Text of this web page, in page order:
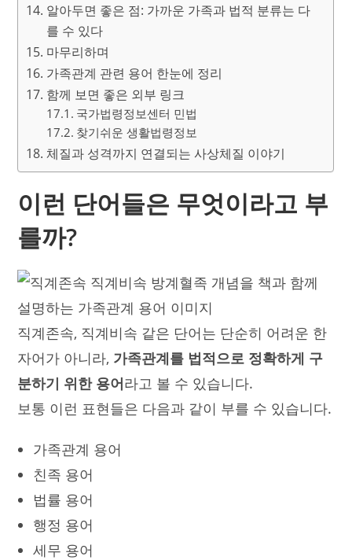
알아두면 좋은 점: 가까운 가족과 법적 분류는 다
를 수 있다
마무리하며
가족관계 관련 용어 한눈에 정리
함께 보면 좋은 외부 링크
국가법령정보센터 민법
찾기쉬운 생활법령정보
체질과 성격까지 연결되는 사상체질 이야기
이런 단어들은 무엇이라고 부
를까?
직계존속, 직계비속 같은 단어는 단순히 어려운 한
자어가 아니라, 가족관계를 법적으로 정확하게 구
분하기 위한 용어라고 볼 수 있습니다.
보통 이런 표현들은 다음과 같이 부를 수 있습니다.
가족관계 용어
친족 용어
법률 용어
행정 용어
세무 용어